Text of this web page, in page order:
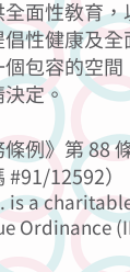
面性教育
性健康及
包容的空
定。
例》第 88
#91/12592）
is a
Ordinance